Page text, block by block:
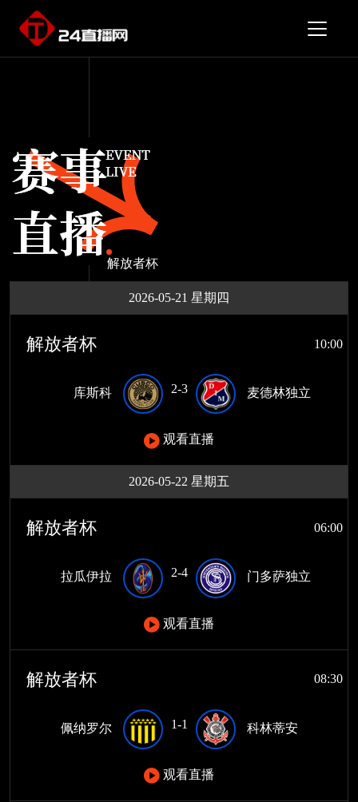
解放者杯
2026-05-21 星期四
解放者杯 10:00
库斯科 2-3 麦德林独立
观看直播
2026-05-22 星期五
解放者杯 06:00
拉瓜伊拉 2-4 门多萨独立
观看直播
解放者杯 08:30
佩纳罗尔 1-1 科林蒂安
观看直播